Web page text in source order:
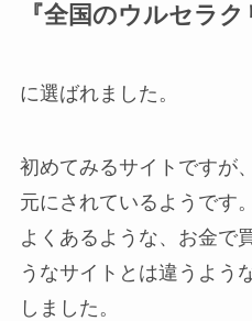
『全国のウルセラク
に選ばれました。
初めてみるサイトですが
元にされているようです。
よくあるような、お金で
うなサイトとは違うよう
しました。